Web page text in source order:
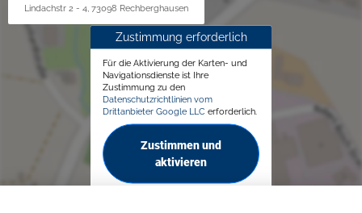
Lindachstr 2 - 4, 73098 Rechberghausen
Zustimmung erforderlich
Für die Aktivierung der Karten- und
Navigationsdienste ist Ihre
Zustimmung zu den
Datenschutzrichtlinien vom
Drittanbieter Google LLC erforderlich.
Zustimmen und
aktivieren